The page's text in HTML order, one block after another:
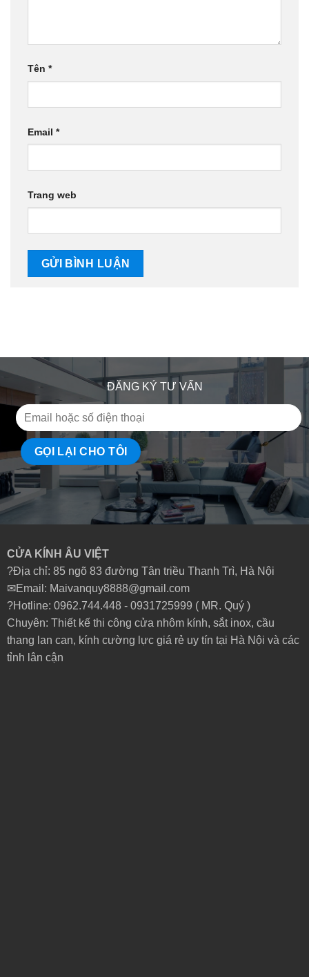
Tên *
Email *
Trang web
ĐĂNG KÝ TƯ VẤN
CỬA KÍNH ÂU VIỆT
?Địa chỉ: 85 ngõ 83 đường Tân triều Thanh Trì, Hà Nội
✉Email: Maivanquy8888@gmail.com
?Hotline: 0962.744.448 - 0931725999 ( MR. Quý )
Chuyên: Thiết kế thi công cửa nhôm kính, sắt inox, cầu
thang lan can, kính cường lực giá rẻ uy tín tại Hà Nội và các
tỉnh lân cận